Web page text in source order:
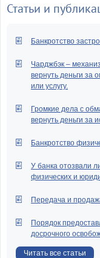
Статьи и
Банкротство
Чарджбэк –
вернуть деньги за
или услугу.
Громкие дела с
вернуть деньги за
Банкротство
У банка отозвали
физических и
Передача и
Порядок
досрочного
Читать все статьи